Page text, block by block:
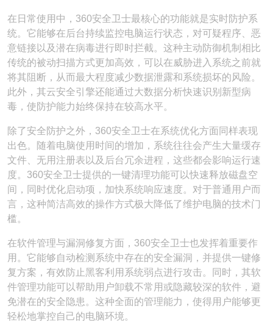
在日常使用中，360安全卫士最核心的功能就是实时防护系
统。它能够在后台持续监控电脑运行状态，对可疑程序、恶
意链接以及潜在病毒进行即时拦截。这种主动防御机制相比
传统的被动扫描方式更加高效，可以在威胁进入系统之前就
将其阻断，从而最大程度减少数据泄露和系统损坏的风险。
此外，其云安全引擎还能通过大数据分析快速识别新型病
毒，使防护能力始终保持在较高水平。
除了安全防护之外，360安全卫士在系统优化方面同样表现
出色。随着电脑使用时间的增加，系统往往会产生大量缓存
文件、无用注册表以及后台冗余进程，这些都会影响运行速
度。360安全卫士提供的一键清理功能可以快速释放磁盘空
间，同时优化启动项，加快系统响应速度。对于普通用户而
言，这种简洁高效的操作方式极大降低了维护电脑的技术门
槛。
在软件管理与漏洞修复方面，360安全卫士也发挥着重要作
用。它能够自动检测系统中存在的安全漏洞，并提供一键修
复方案，有效防止黑客利用系统弱点进行攻击。同时，其软
件管理功能可以帮助用户卸载不常用或隐藏较深的软件，避
免潜在的安全隐患。这种全面的管理能力，使得用户能够更
轻松地掌控自己的电脑环境。